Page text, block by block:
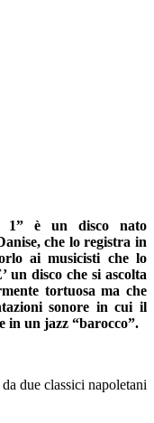
1” è un disco nato
che lo registra in
ai musicisti che lo
un disco che si ascolta
tortuosa ma che
sonore in cui il
in un jazz “barocco”.
due classici napoletani